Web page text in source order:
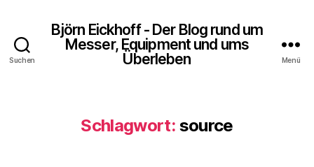
Suchen
Björn Eickhoff - Der Blog rund um
Messer, Equipment und ums
Überleben
Menü
Schlagwort: source